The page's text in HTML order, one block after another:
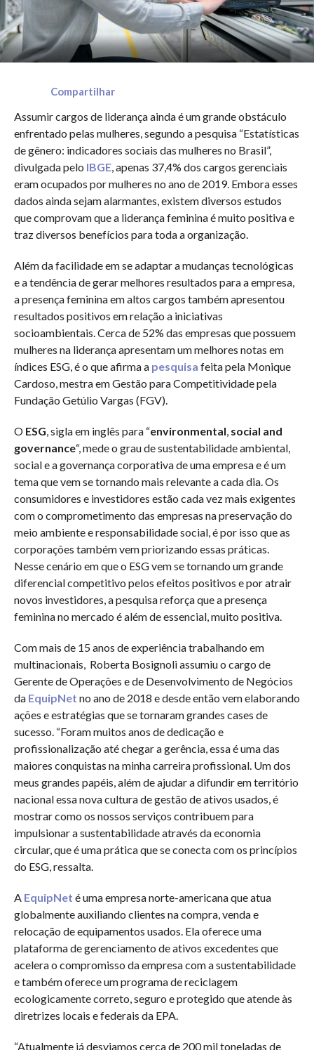
Compartilhar
Assumir cargos de liderança ainda é um grande obstáculo
enfrentado pelas mulheres, segundo a pesquisa “Estatísticas
de gênero: indicadores sociais das mulheres no Brasil”,
divulgada pelo IBGE, apenas 37,4% dos cargos gerenciais
eram ocupados por mulheres no ano de 2019. Embora esses
dados ainda sejam alarmantes, existem diversos estudos
que comprovam que a liderança feminina é muito positiva e
traz diversos benefícios para toda a organização.
Além da facilidade em se adaptar a mudanças tecnológicas
e a tendência de gerar melhores resultados para a empresa,
a presença feminina em altos cargos também apresentou
resultados positivos em relação a iniciativas
socioambientais. Cerca de 52% das empresas que possuem
mulheres na liderança apresentam um melhores notas em
índices ESG, é o que afirma a pesquisa feita pela Monique
Cardoso, mestra em Gestão para Competitividade pela
Fundação Getúlio Vargas (FGV).
O ESG, sigla em inglês para “environmental, social and
governance“, mede o grau de sustentabilidade ambiental,
social e a governança corporativa de uma empresa e é um
tema que vem se tornando mais relevante a cada dia. Os
consumidores e investidores estão cada vez mais exigentes
com o comprometimento das empresas na preservação do
meio ambiente e responsabilidade social, é por isso que as
corporações também vem priorizando essas práticas.
Nesse cenário em que o ESG vem se tornando um grande
diferencial competitivo pelos efeitos positivos e por atrair
novos investidores, a pesquisa reforça que a presença
feminina no mercado é além de essencial, muito positiva.
Com mais de 15 anos de experiência trabalhando em
multinacionais, Roberta Bosignoli assumiu o cargo de
Gerente de Operações e de Desenvolvimento de Negócios
da EquipNet no ano de 2018 e desde então vem elaborando
ações e estratégias que se tornaram grandes cases de
sucesso. “Foram muitos anos de dedicação e
profissionalização até chegar a gerência, essa é uma das
maiores conquistas na minha carreira profissional. Um dos
meus grandes papéis, além de ajudar a difundir em território
nacional essa nova cultura de gestão de ativos usados, é
mostrar como os nossos serviços contribuem para
impulsionar a sustentabilidade através da economia
circular, que é uma prática que se conecta com os princípios
do ESG, ressalta.
A EquipNet é uma empresa norte-americana que atua
globalmente auxiliando clientes na compra, venda e
relocação de equipamentos usados. Ela oferece uma
plataforma de gerenciamento de ativos excedentes que
acelera o compromisso da empresa com a sustentabilidade
e também oferece um programa de reciclagem
ecologicamente correto, seguro e protegido que atende às
diretrizes locais e federais da EPA.
“Atualmente já desviamos cerca de 200 mil toneladas de